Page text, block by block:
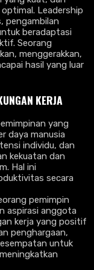
Leadership
pengambilan
beradaptasi
Seorang
menggerakkan,
hasil yang luar
KERJA
yang
daya manusia
individu, dan
kekuatan dan
Hal ini
secara
pemimpin
aspirasi anggota
kerja yang positif
penghargaan,
untuk